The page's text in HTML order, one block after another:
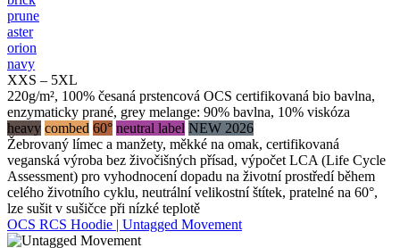
prune
aster
orion
navy
XXS – 5XL
220g/m², 100% česaná prstencová OCS certifikovaná bio bavlna,
enzymaticky prané, grey melange: 90% bavlna, 10% viskóza
heavy combed 60° neutral label NEW 2026
Žebrovaný límec a manžety, měkké na omak, certifikovaná
veganská výroba bez živočišných přísad, výpočet LCA (Life Cycle
Assessment) pro vyhodnocení dopadu na životní prostředí během
celého životního cyklu, neutrální velikostní štítek, pratelné na 60°,
lze sušit v sušičce při nízké teplotě
OCS RCS Hoodie | Untagged Movement